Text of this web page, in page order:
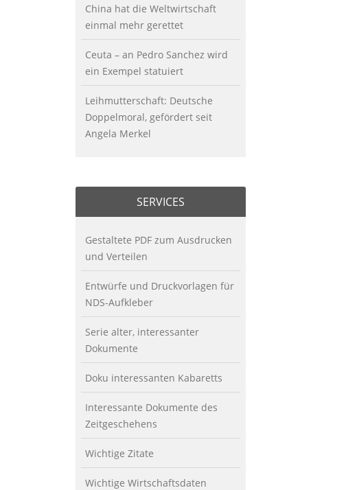
China hat die Weltwirtschaft
einmal mehr gerettet
Ceuta – an Pedro Sanchez wird
ein Exempel statuiert
Leihmutterschaft: Deutsche
Doppelmoral, gefördert seit
Angela Merkel
SERVICES
Gestaltete PDF zum Ausdrucken
und Verteilen
Entwürfe und Druckvorlagen für
NDS-Aufkleber
Serie alter, interessanter
Dokumente
Doku interessanten Kabaretts
Interessante Dokumente des
Zeitgeschehens
Wichtige Zitate
Wichtige Wirtschaftsdaten